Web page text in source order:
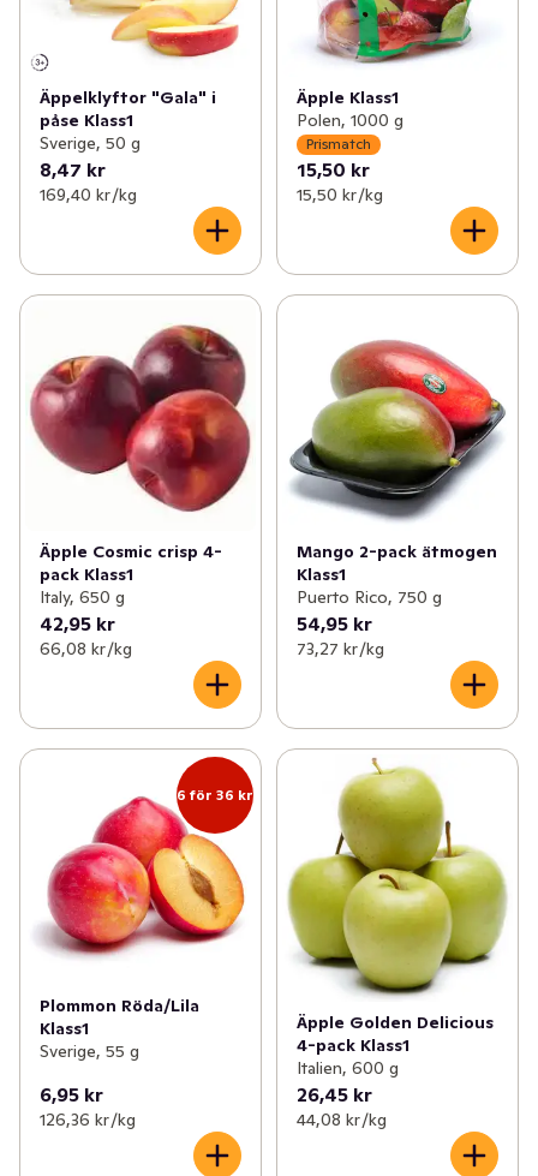
Äppelklyftor "Gala" i
påse Klass1
Sverige, 50 g
8,47 kr
169,40 kr /kg
Äpple Klass1
Polen, 1000 g
Prismatch
15,50 kr
15,50 kr /kg
Äpple Cosmic crisp 4-
pack Klass1
Italy, 650 g
42,95 kr
66,08 kr /kg
Mango 2-pack ätmogen
Klass1
Puerto Rico, 750 g
54,95 kr
73,27 kr /kg
6 för 36 kr
Plommon Röda/Lila
Klass1
Sverige, 55 g
6,95 kr
126,36 kr /kg
Äpple Golden Delicious
4-pack Klass1
Italien, 600 g
26,45 kr
44,08 kr /kg